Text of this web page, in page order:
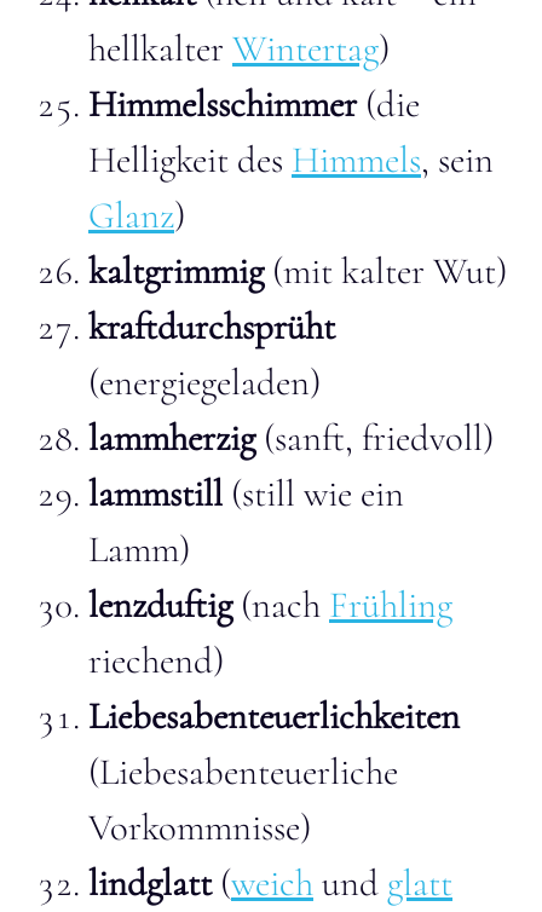
hellkalter Wintertag)
Himmelsschimmer(die
Helligkeit des Himmels, sein
Glanz)
kaltgrimmig(mit kalter Wut)
kraftdurchsprüht
(energiegeladen)
lammherzig(sanft, friedvoll)
lammstill (still wie ein
Lamm)
lenzduftig(nach Frühling
riechend)
Liebesabenteuerlichkeiten
(Liebesabenteuerliche
Vorkommnisse)
lindglatt(weichund glatt